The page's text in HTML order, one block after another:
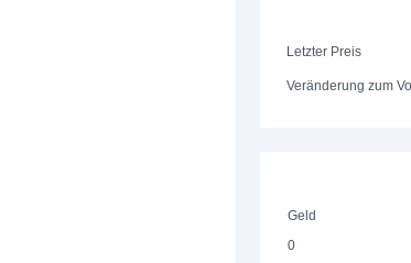
Letzter Preis
Veränderung zum
Geld
0